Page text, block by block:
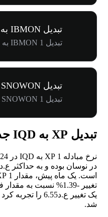
تبدیل IBMON به IQD
تبدیل 1 IBMON به ع.د315.45K
تبدیل SNOWON به IQD
تبدیل 1 SNOWON به ع.د438.11K
تبدیل XP به IQD جدول نرخ ارز
نرخ مبادله 1 XP به IQD در 24 ساعت گذشته به میزان
تغییر -1.39%
یک تغییر ع.د6.55 را تجربه کرد که منجر به تغییر مقدار
شد.